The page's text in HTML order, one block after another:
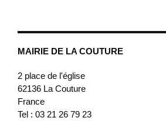
MAIRIE DE LA COUTURE
2 place de l'église
62136 La Couture
France
Tel : 03 21 26 79 23